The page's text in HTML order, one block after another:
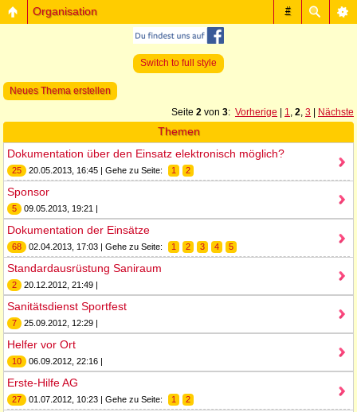
#
Organisation
Switch to full style
Neues Thema erstellen
Seite 2 von 3: Vorherige 1, 2, 3 Nächste
Themen
Dokumentation über den Einsatz elektronisch möglich?
25 20.05.2013, 16:45 | Gehe zu Seite: 1 2
Sponsor
5 09.05.2013, 19:21 |
Dokumentation der Einsätze
68 02.04.2013, 17:03 | Gehe zu Seite: 1 2 3 4 5
Standardausrüstung Saniraum
2 20.12.2012, 21:49 |
Sanitätsdienst Sportfest
7 25.09.2012, 12:29 |
Helfer vor Ort
10 06.09.2012, 22:16 |
Erste-Hilfe AG
27 01.07.2012, 10:23 | Gehe zu Seite: 1 2